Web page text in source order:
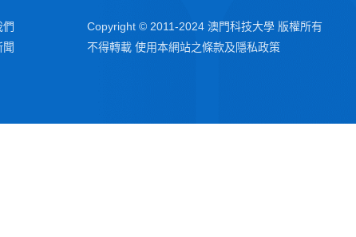
Copyright © 2011-2024 澳門科技大學 版權所有
不得轉載 使用本網站之條款及隱私政策